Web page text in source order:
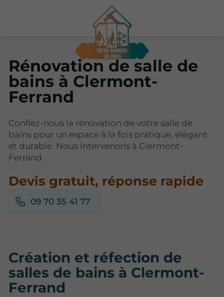
Rénovation de salle de
bains à Clermont-
Ferrand
Confiez-nous la rénovation de votre salle de
bains pour un espace à la fois pratique, élégant
et durable. Nous intervenons à Clermont-
Ferrand.
Devis gratuit, réponse rapide
09 70 35 41 77
Création et réfection de
salles de bains à Clermont-
Ferrand